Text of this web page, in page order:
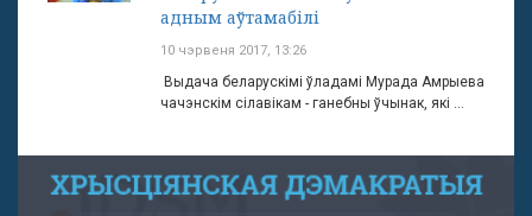
адным аўтамабілі
10 чэрвеня 2017, 13:26
Выдача беларускімі ўладамі Мурада Амрыева
чачэнскім сілавікам - ганебны ўчынак, які ...